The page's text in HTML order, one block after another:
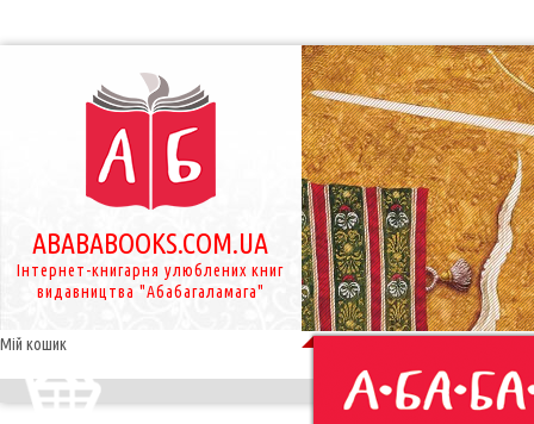
ABABABOOKS.COM.UA
Інтернет-книгарня улюблених книг
видавництва "Абабагаламага"
Мій кошик